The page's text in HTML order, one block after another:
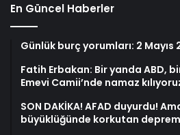
En Güncel Haberler
Günlük burç yorumları: 2 Mayıs
Fatih Erbakan: Bir yanda ABD,
Emevi Camii’nde namaz
SON DAKİKA! AFAD duyurdu!
büyüklüğünde korkutan deprem